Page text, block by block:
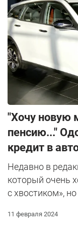
"Хочу новую
пенсию..."
кредит в
Недавно в
который очень
с хвостиком»,
11 февраля 2024